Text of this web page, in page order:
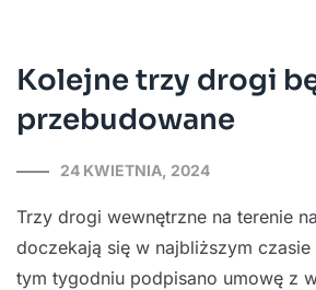
Kolejne trzy drogi
przebudowane
24 KWIETNIA, 2024
Trzy drogi wewnętrzne na terenie
doczekają się w najbliższym
tym tygodniu podpisano umowę z